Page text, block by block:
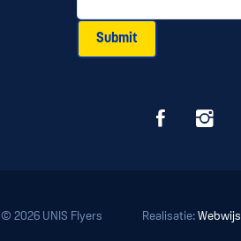
Submit
© 2026 UNIS Flyers Realisatie: Webwijs